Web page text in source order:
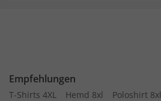
Empfehlungen
T-Shirts 4XL Hemd 8xl Poloshirt 8xl